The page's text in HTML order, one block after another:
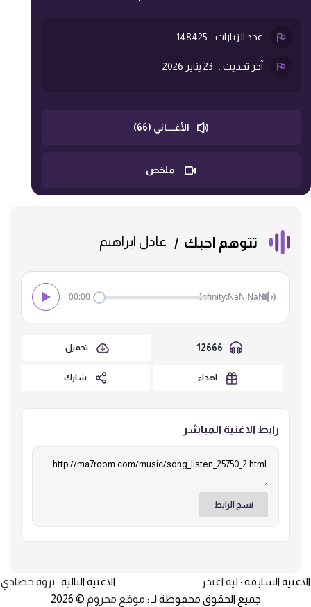
عدد الزيارات: 148425
آخر تحديث : 23 يناير 2026
الأغــــاني (66)
ملخص
تتوهم احبك عادل ابراهيم
00:00 Infinity:NaN:NaN
تحميل
اهداء شارك
رابط الاغنية المباشر
نسخ الرابط
الاغنية السابقة : ليه اعتذر الاغنية التالية : ثروة حصادي
جميع الحقوق محفوظة لـ : موقع محروم © 2026